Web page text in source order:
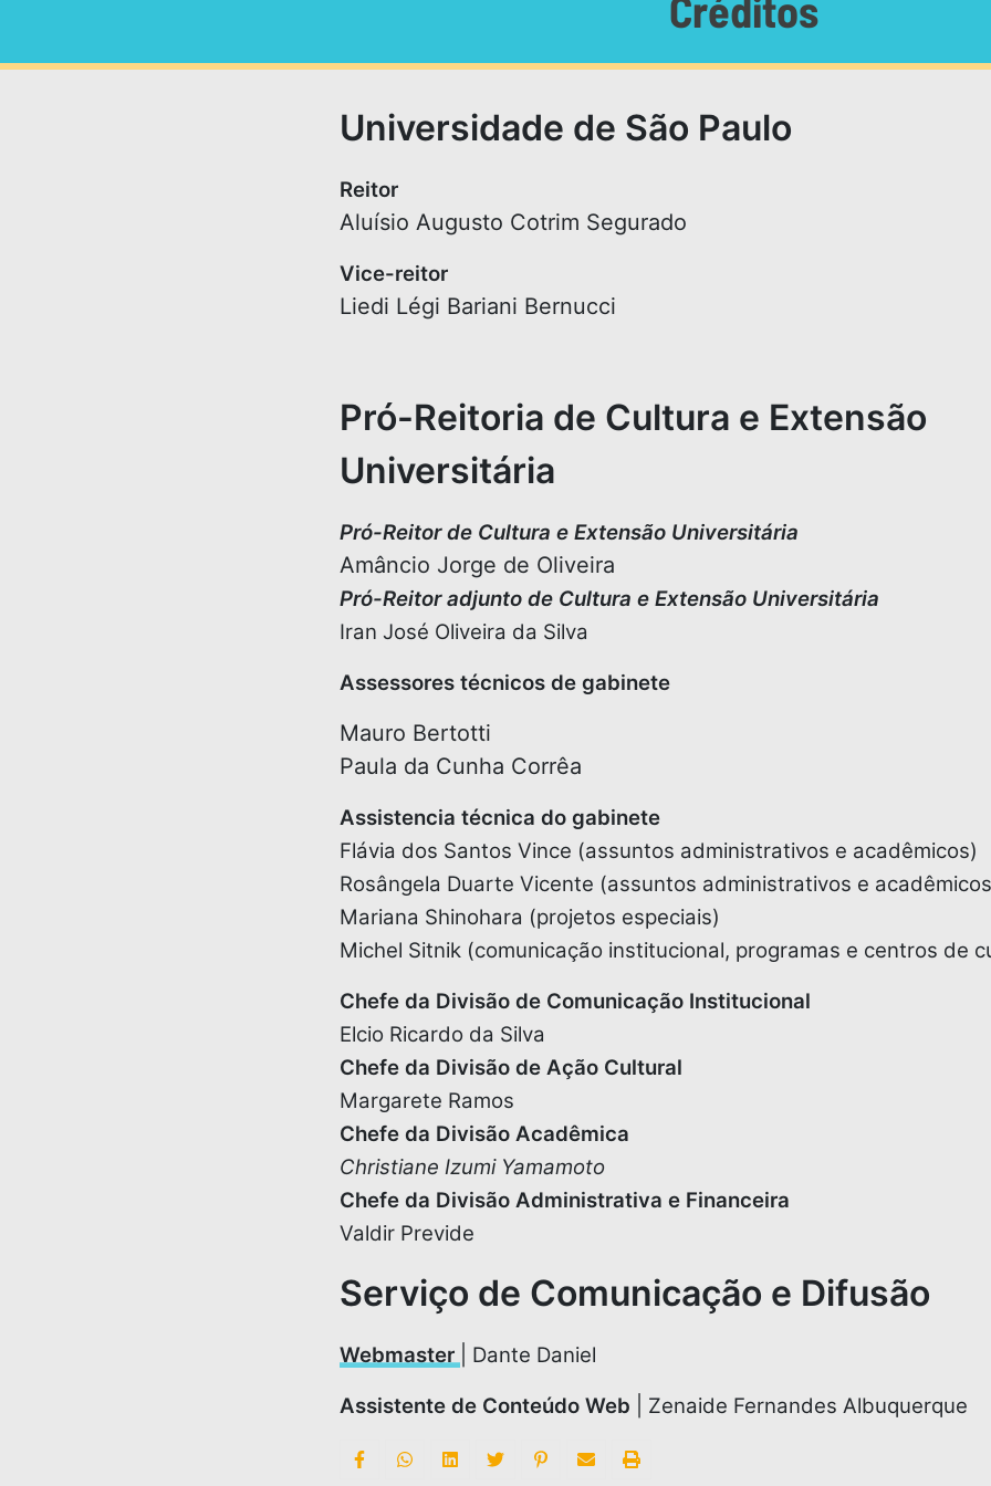
Universidade de São Paulo
Reitor
Aluísio Augusto Cotrim Segurado
Vice-reitor
Liedi Légi Bariani Bernucci
Pró-Reitoria de Cultura e Extensão
Universitária
Pró-Reitor de Cultura e Extensão Universitária
Amâncio Jorge de Oliveira
Pró-Reitor adjunto de Cultura e Extensão Universitária
Iran José Oliveira da Silva
Assessores técnicos de gabinete
Mauro Bertotti
Paula da Cunha Corrêa
Assistencia técnica do gabinete
Flávia dos Santos Vince (assuntos administrativos e acadêmicos)
Rosângela Duarte Vicente (assuntos administrativos e
Mariana Shinohara (projetos especiais)
Michel Sitnik (comunicação institucional, programas e centros de
Chefe da Divisão de Comunicação Institucional
Elcio Ricardo da Silva
Chefe da Divisão de Ação Cultural
Margarete Ramos
Chefe da Divisão Acadêmica
Christiane Izumi Yamamoto
Chefe da Divisão Administrativa e Financeira
Valdir Previde
Serviço de Comunicação e Difusão
Webmaster
| Dante Daniel
Assistente de Conteúdo Web
| Zenaide Fernandes Albuquerque